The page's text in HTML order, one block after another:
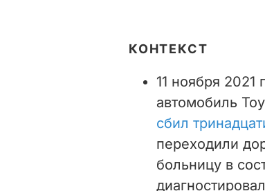
КОНТЕКСТ
11 ноября
автомобиль
сбил
переходили
больницу в